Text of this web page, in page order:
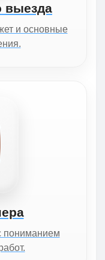
выезда
и основные
пониманием